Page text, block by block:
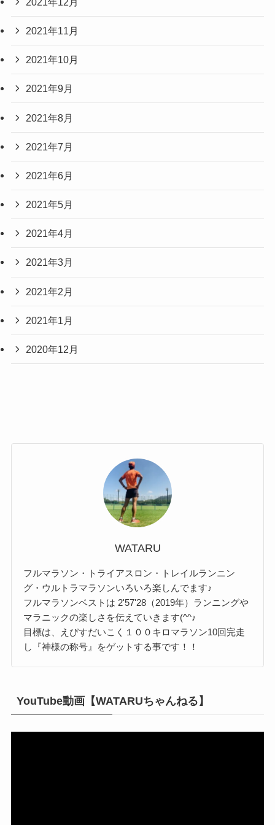
2021年11月
2021年10月
2021年9月
2021年8月
2021年7月
2021年6月
2021年5月
2021年4月
2021年3月
2021年2月
2021年1月
2020年12月
WATARU
フルマラソン・トライアスロン・トレイルランニン
グ・ウルトラマラソンいろいろ楽しんでます♪
フルマラソンベストは 2'57'28（2019年）ランニングや
マラニックの楽しさを伝えていきます(^^♪
目標は、えびすだいこく１００キロマラソン10回完走
し『神様の称号』をゲットする事です！！
YouTube動画【WATARUちゃんねる】